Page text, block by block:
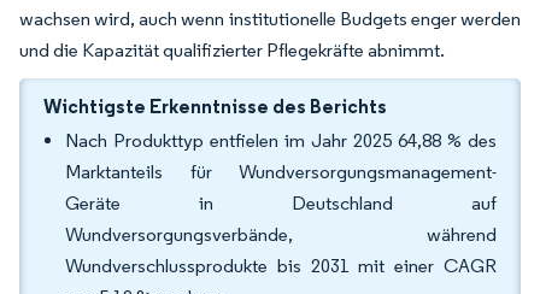
wachsen wird, auch wenn institutionelle Budgets enger werden
und die Kapazität qualifizierter Pflegekräfte abnimmt.
Wichtigste Erkenntnisse des Berichts
Nach Produkttyp entfielen im Jahr 2025 64,88 % des
Marktanteils für Wundversorgungsmanagement-
Geräte in Deutschland auf
Wundversorgungsverbände, während
Wundverschlussprodukte bis 2031 mit einer CAGR